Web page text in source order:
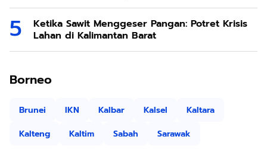
Ketika Sawit Menggeser Pangan: Potret Krisis
Lahan di Kalimantan Barat
Borneo
Brunei IKN Kalbar Kalsel
Kaltara
Kalteng
Kaltim Sabah Sarawak